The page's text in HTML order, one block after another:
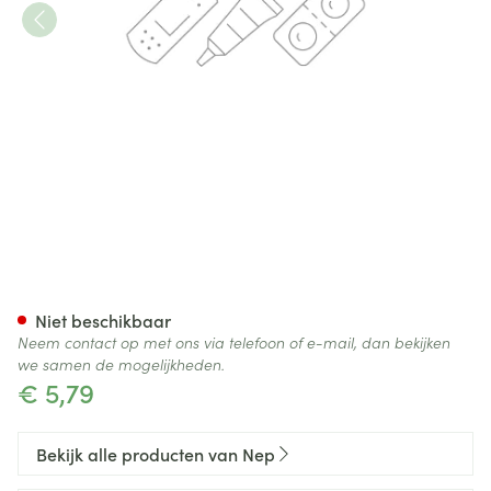
€ 5,79
Niet beschikbaar
Neem contact op met ons via telefoon of e-mail, dan bekijken
we samen de mogelijkheden.
Bekijk alle producten van Nep